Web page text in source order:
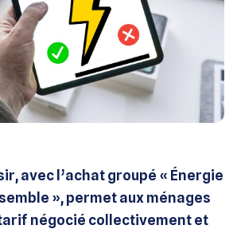
avec l’achat groupé « Énergie
», permet aux ménages
négocié collectivement et